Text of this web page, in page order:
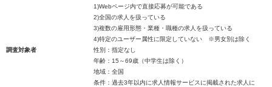
1)Webページ内で直接応募が可能である
2)全国の求人を扱っている
3)複数の雇用形態・業種・職種の求人を扱っている
4)特定のユーザー属性に限定していない ※男女別は除く
調査対象者
性別：指定なし
年齢：15～69歳（中学生は除く）
地域：全国
条件：過去3年以内に求人情報サービスに掲載された求人に